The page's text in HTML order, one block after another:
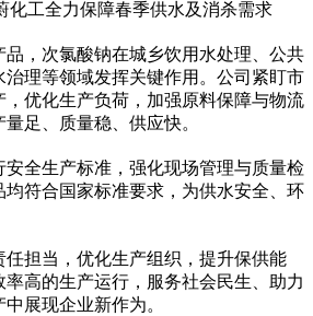
，次氯酸钠在城乡饮用水处理、公共
理等领域发挥关键作用。公司紧盯市
优化生产负荷，加强原料保障与物流
足、质量稳、供应快。
全生产标准，强化现场管理与质量检
符合国家标准要求，为供水安全、环
担当，优化生产组织，提升保供能
高的生产运行，服务社会民生、助力
展现企业新作为。